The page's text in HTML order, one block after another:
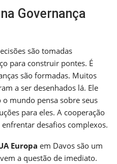
Governança
são tomadas
para construir pontes. É
são formadas. Muitos
a ser desenhados lá. Ele
mundo pensa sobre seus
para eles. A cooperação
desafios complexos.
Europa em Davos são um
a questão de imediato.